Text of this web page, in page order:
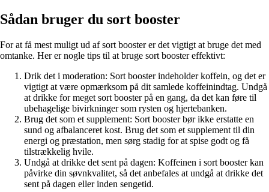
Sådan bruger du sort booster
For at få mest muligt ud af sort booster er det vigtigt at bruge det med
omtanke. Her er nogle tips til at bruge sort booster effektivt:
Drik det i moderation: Sort booster indeholder koffein, og det er
vigtigt at være opmærksom på dit samlede koffeinindtag. Undgå
at drikke for meget sort booster på en gang, da det kan føre til
ubehagelige bivirkninger som rysten og hjertebanken.
Brug det som et supplement: Sort booster bør ikke erstatte en
sund og afbalanceret kost. Brug det som et supplement til din
energi og præstation, men sørg stadig for at spise godt og få
tilstrækkelig hvile.
Undgå at drikke det sent på dagen: Koffeinen i sort booster kan
påvirke din søvnkvalitet, så det anbefales at undgå at drikke det
sent på dagen eller inden sengetid.